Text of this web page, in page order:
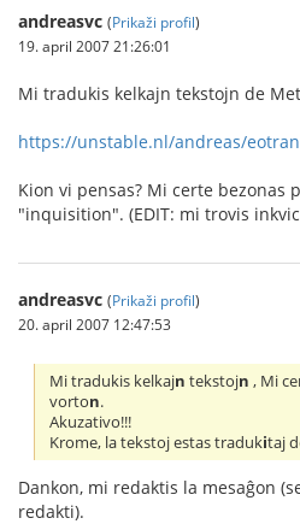
andreasvc (Prikaži profil)
19. april 2007 21:26:01
Mi tradukis kelkajn tekstojn de
https://unstable.nl/andreas/
Kion vi pensas? Mi certe bezonas
"inquisition". (EDIT: mi trovis
andreasvc (Prikaži profil)
20. april 2007 12:47:53
Mi tradukis kelkajn tekstojn , Mi
vorton.
Akuzativo!!!
Krome, la tekstoj estas tradukitaj
Dankon, mi redaktis la mesaĝon
redakti).